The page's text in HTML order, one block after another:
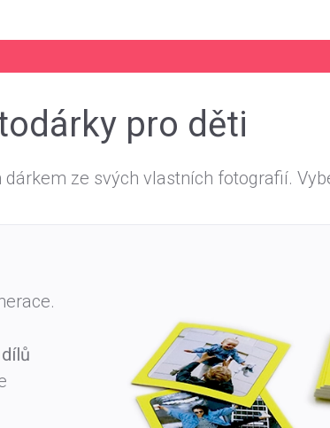
pro děti
ze svých vlastních fotografií.